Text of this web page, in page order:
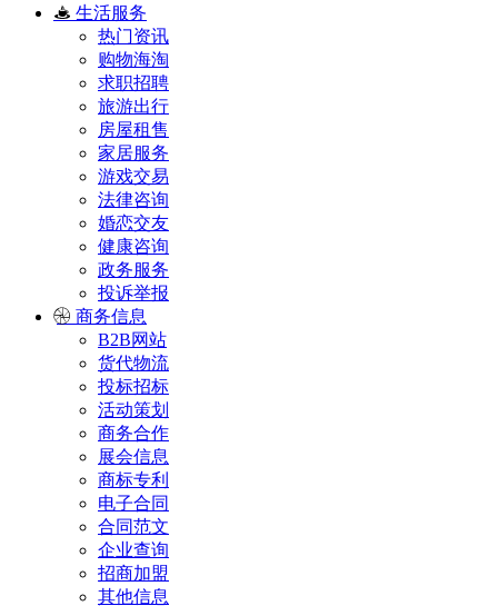
生活服务
热门资讯
购物海淘
求职招聘
旅游出行
房屋租售
家居服务
游戏交易
法律咨询
婚恋交友
健康咨询
政务服务
投诉举报
商务信息
B2B网站
货代物流
投标招标
活动策划
商务合作
展会信息
商标专利
电子合同
合同范文
企业查询
招商加盟
其他信息